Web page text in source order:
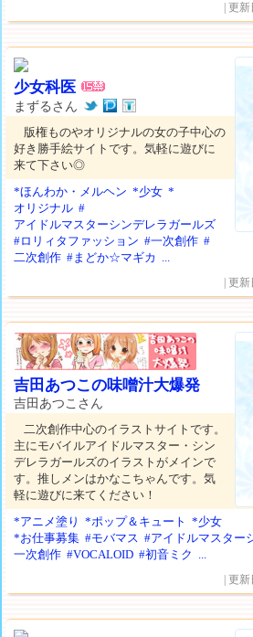
| 更
少女科医
まずるさん
版権ものやオリジナルの女の子中心の
好き勝手絵サイトです。気軽に遊びに
来て下さい◎
*ほんわか・メルヘン *少女 *
オリジナル #
アイドルマスターシンデレラガールズ
#ロリィタファッション #一次創作 #
二次創作 #まどか☆マギカ ...
| 更
吉田あつこの味噌汁大爆発
吉田あつこさん
二次創作中心のイラストサイトです。
主にモバイルアイドルマスター・シン
デレラガールズのイラストがメインで
す。推しメンはかなこちゃんです。気
軽に遊びに来てください！
*アニメ塗り
*ポップ＆キュート
*少女
*お仕事募集 #モバマス #アイドルマスター
一次創作 #VOCALOID #初音ミク
| 更新